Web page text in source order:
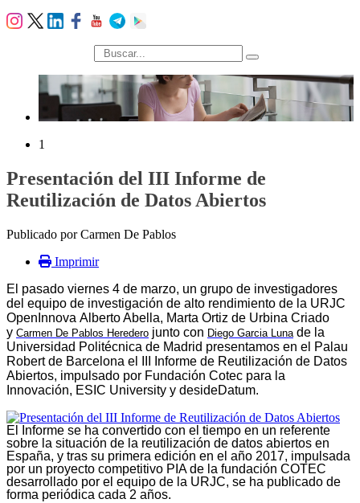
búsqueda
1
Presentación del III Informe de
Reutilización de Datos Abiertos
Publicado por Carmen De Pablos
Imprimir
El pasado viernes 4 de marzo, un grupo de investigadores
del equipo de investigación de alto rendimiento de la URJC
OpenInnova Alberto Abella, Marta Ortiz de Urbina Criado
y Carmen De Pablos Heredero junto con Diego Garcia Luna de la
Universidad Politécnica de Madrid presentamos en el Palau
Robert de Barcelona el III Informe de Reutilización de Datos
Abiertos, impulsado por Fundación Cotec para la
Innovación, ESIC University y desideDatum.
El Informe se ha convertido con el tiempo en un referente
sobre la situación de la reutilización de datos abiertos en
España, y tras su primera edición en el año 2017, impulsada
por un proyecto competitivo PIA de la fundación COTEC
desarrollado por el equipo de la URJC, se ha publicado de
forma periódica cada 2 años.